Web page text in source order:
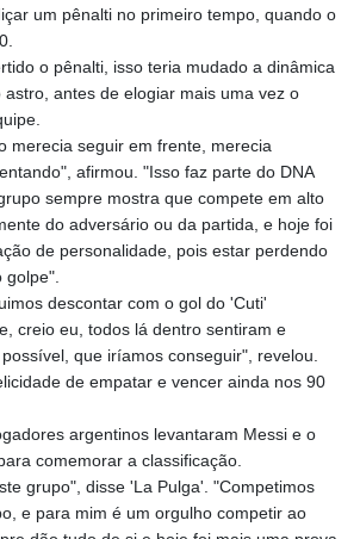
um pênalti no primeiro tempo, quando o
o pênalti, isso teria mudado a dinâmica
antes de elogiar mais uma vez o
merecia seguir em frente, merecia
afirmou. "Isso faz parte do DNA
sempre mostra que compete em alto
do adversário ou da partida, e hoje foi
de personalidade, pois estar perdendo
golpe".
descontar com o gol do 'Cuti'
creio eu, todos lá dentro sentiram e
que iríamos conseguir", revelou.
de empatar e vencer ainda nos 90
argentinos levantaram Messi e o
comemorar a classificação.
grupo", disse 'La Pulga'. "Competimos
e para mim é um orgulho competir ao